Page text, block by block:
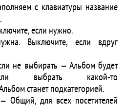
с клавиатуры название
если нужно.
Выключите, если вдруг
не выбирать — Альбом будет
выбрать какой-то
станет подкатегорией.
Общий, для всех посетителей